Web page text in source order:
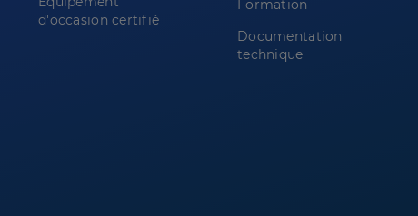
d'occasion certifié
Formation
Documentation
technique